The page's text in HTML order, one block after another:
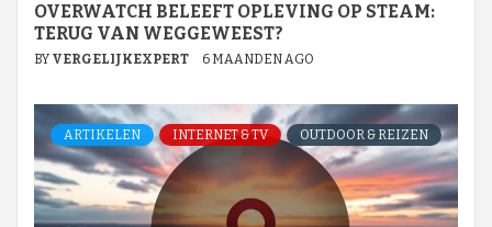
OVERWATCH BELEEFT OPLEVING OP STEAM:
TERUG VAN WEGGEWEEST?
BY VERGELIJKEXPERT 6 MAANDEN AGO
ARTIKELEN INTERNET & TV OUTDOOR & REIZEN